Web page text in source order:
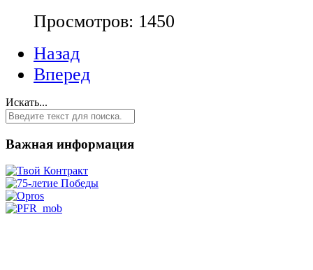
Просмотров: 1450
Назад
Вперед
Искать...
Важная информация